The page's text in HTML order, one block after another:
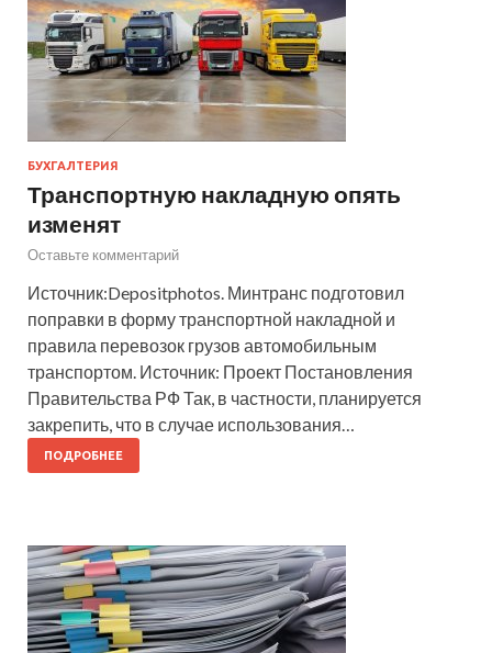
БУХГАЛТЕРИЯ
Транспортную накладную опять
изменят
Оставьте комментарий
Источник:Depositphotos. Минтранс подготовил
поправки в форму транспортной накладной и
правила перевозок грузов автомобильным
транспортом. Источник: Проект Постановления
Правительства РФ Так, в частности, планируется
закрепить, что в случае использования…
ПОДРОБНЕЕ